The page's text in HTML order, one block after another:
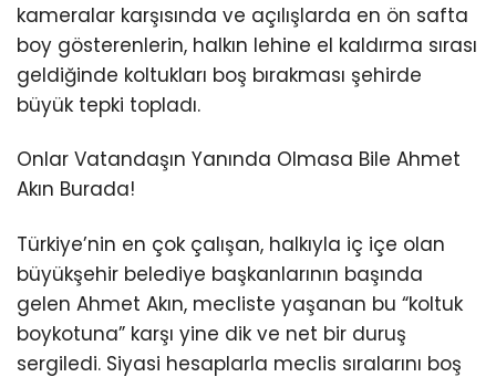
kameralar karşısında ve açılışlarda en ön safta
boy gösterenlerin, halkın lehine el kaldırma sırası
geldiğinde koltukları boş bırakması şehirde
büyük tepki topladı.
Onlar Vatandaşın Yanında Olmasa Bile Ahmet
Akın Burada!
Türkiye’nin en çok çalışan, halkıyla iç içe olan
büyükşehir belediye başkanlarının başında
gelen Ahmet Akın, mecliste yaşanan bu “koltuk
boykotuna” karşı yine dik ve net bir duruş
sergiledi. Siyasi hesaplarla meclis sıralarını boş